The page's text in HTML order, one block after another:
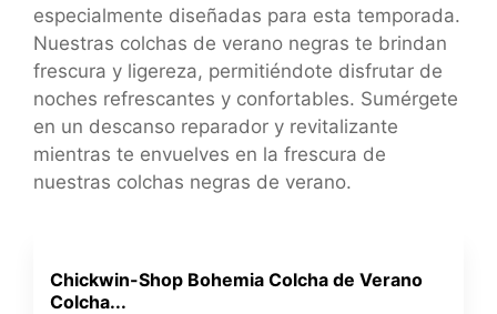
especialmente diseñadas para esta temporada.
Nuestras colchas de verano negras te brindan
frescura y ligereza, permitiéndote disfrutar de
noches refrescantes y confortables. Sumérgete
en un descanso reparador y revitalizante
mientras te envuelves en la frescura de
nuestras colchas negras de verano.
Chickwin-Shop Bohemia Colcha de Verano
Colcha...